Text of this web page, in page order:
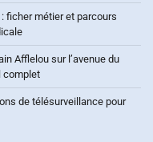
ficher métier et parcours
Afflelou sur l’avenue du
complet
de télésurveillance pour